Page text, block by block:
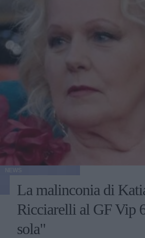
La malinconia di
Ricciarelli al GF Vip
sola"